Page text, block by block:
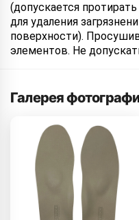
(допускается
для удаления
поверхности).
элементов. Не
Галерея